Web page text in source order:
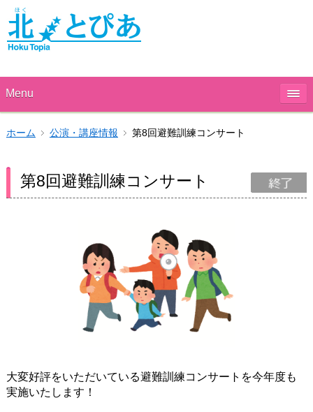
Menu
ホーム 公演・講座情報 第8回避難訓練コンサート
第8回避難訓練コンサート
大変好評をいただいている避難訓練コンサートを今年度も
実施いたします！